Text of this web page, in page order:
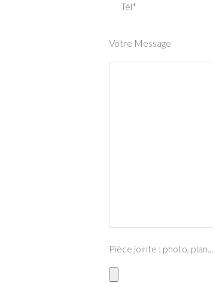
Tél*
Votre Message
Pièce jointe : photo, plan...